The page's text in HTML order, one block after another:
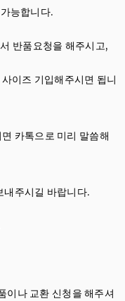
능합니다.
반품요청을 해주시고,
이즈 기입해주시면 됩니
카톡으로 미리 말씀해
주시길 바랍니다.
나 교환 신청을 해주셔